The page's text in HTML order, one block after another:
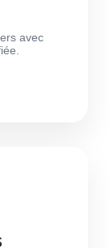
avec